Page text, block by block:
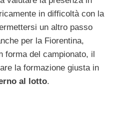
in difficoltà con la
un altro passo
per la Fiorentina,
forma del campionato, il
la formazione giusta in
al lotto.